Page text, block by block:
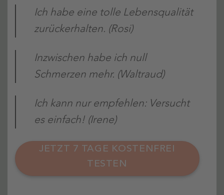
Ich habe eine tolle Lebensqualität
zurückerhalten. (Rosi)
Inzwischen habe ich null
Schmerzen mehr. (Waltraud)
Ich kann nur empfehlen: Versucht
es einfach! (Irene)
JETZT 7 TAGE KOSTENFREI
TESTEN